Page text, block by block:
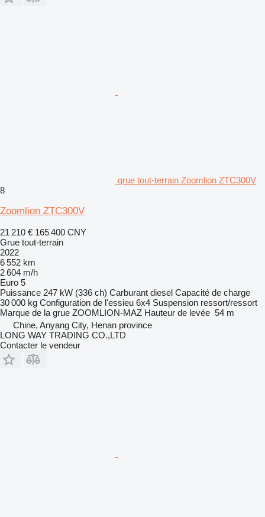
grue tout-terrain Zoomlion ZTC300V
8
Zoomlion ZTC300V
21 210 € 165 400 CNY
Grue tout-terrain
2022
6 552 km
2 604 m/h
Euro 5
Puissance 247 kW (336 ch) Carburant diesel Capacité de charge
30 000 kg Configuration de l'essieu 6x4 Suspension ressort/ressort
Marque de la grue ZOOMLION-MAZ Hauteur de levée 54 m
Chine, Anyang City, Henan province
LONG WAY TRADING CO.,LTD
Contacter le vendeur